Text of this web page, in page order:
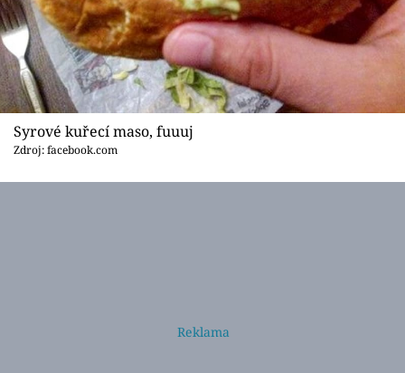
Syrové kuřecí maso, fuuuj
Zdroj: facebook.com